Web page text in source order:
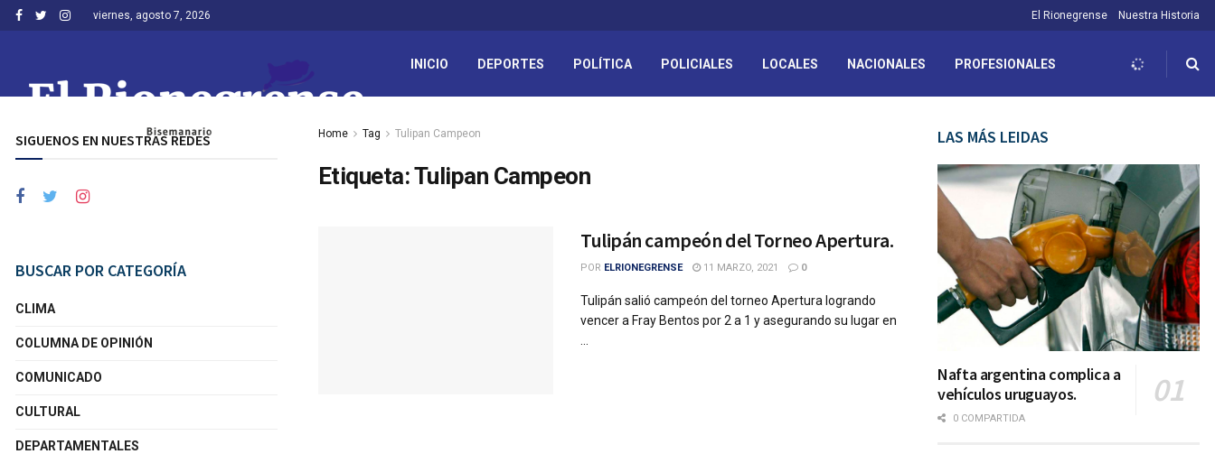
viernes, agosto 7, 2026 El Rionegrense Nuestra Historia
INICIO DEPORTES POLÍTICA POLICIALES LOCALES NACIONALES PROFESIONALES
Home Tag Tulipan Campeon
Etiqueta:Tulipan Campeon
Tulipán campeón del Torneo Apertura.
POR ELRIONEGRENSE 11 MARZO, 2021 0
Tulipán salió campeón del torneo Apertura logrando
vencer a Fray Bentos por 2 a 1 y asegurando su lugar en
SIGUENOS EN NUESTRAS REDES
BUSCAR POR CATEGORÍA
CLIMA
COLUMNA DE OPINIÓN
COMUNICADO
CULTURAL
DEPARTAMENTALES
LAS MÁS LEIDAS
Nafta argentina complica a
vehículos uruguayos.
0 COMPARTIDA